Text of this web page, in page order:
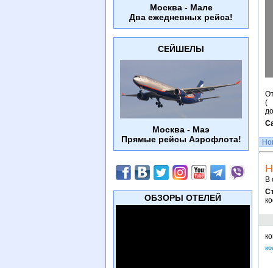
(
В
Москва - Мале
Два ежедневных рейса!
СЕЙШЕЛЫ
Москва - Маэ
Прямые рейсы Аэрофлота!
ОБЗОРЫ ОТЕЛЕЙ